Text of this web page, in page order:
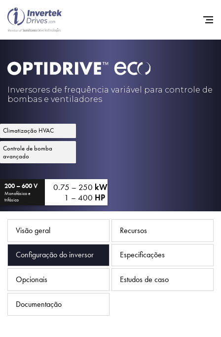
Inversores de frequência variável para controle de
bombas e ventiladores
Climatização HVAC
Controle de bomba
avançado
200 – 600 V
Monofásico e
trifásico
0.75 – 250 kW
1 – 400 HP
Visão geral Recursos
Configuração do inversor Especificações
Opcionais Estudos de caso
Documentação
Início
Inversores de frequência
Mapa do site
iSource Logar